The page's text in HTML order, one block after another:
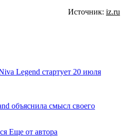
Источник: iz.ru
Legend стартует 20 июля
объяснила смысл своего
Еще от автора